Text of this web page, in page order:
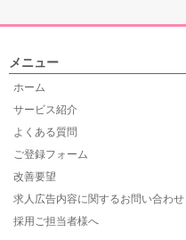
メニュー
ホーム
サービス紹介
よくある質問
ご登録フォーム
改善要望
求人広告内容に関するお問い合わせ
採用ご担当者様へ